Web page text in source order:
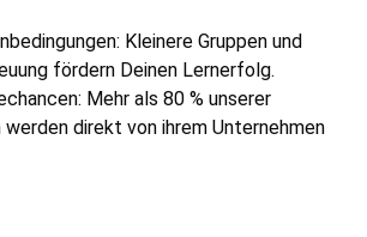
Kleinere Gruppen und
fördern Deinen Lernerfolg.
Mehr als 80 % unserer
direkt von ihrem Unternehmen